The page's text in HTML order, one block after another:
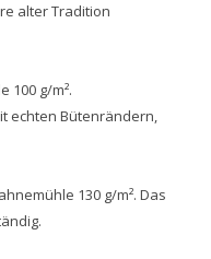
alter Tradition
100 g/m².
echten Bütenrändern,
130 g/m². Das